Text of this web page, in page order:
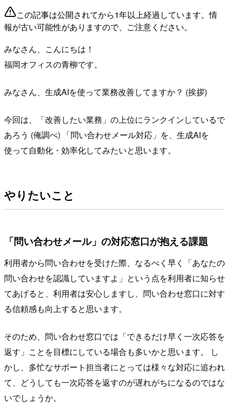
この記事は公開されてから1年以上経過しています。情
報が古い可能性がありますので、ご注意ください。
みなさん、こんにちは！
福岡オフィスの青柳です。
みなさん、生成AIを使って業務改善してますか？ (挨拶)
今回は、「改善したい業務」の上位にランクインしているで
あろう (俺調べ) 「問い合わせメール対応」を、生成AIを
使って自動化・効率化してみたいと思います。
やりたいこと
「問い合わせメール」の対応窓口が抱える課題
利用者から問い合わせを受けた際、なるべく早く「あなたの
問い合わせを認識していますよ」という点を利用者に知らせ
てあげると、利用者は安心しますし、問い合わせ窓口に対す
る信頼感も向上すると思います。
そのため、問い合わせ窓口では「できるだけ早く一次応答を
返す」ことを目標にしている場合も多いかと思います。 し
かし、多忙なサポート担当者にとっては様々な対応に追われ
て、どうしても一次応答を返すのが遅れがちになるのではな
いでしょうか。